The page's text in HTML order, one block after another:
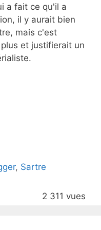
a fait ce qu'il a
il y aurait bien
mais c'est
et justifierait un
, Sartre
2 311 vues